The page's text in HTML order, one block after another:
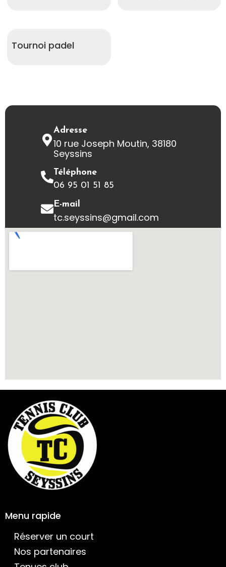
Tournoi padel
Adresse
10 rue Joseph Moutin, 38180
Seyssins
Téléphone
06 95 01 51 85
E-mail
tc.seyssins@gmail.com
Menu rapide
Réserver un court
Nos partenaires